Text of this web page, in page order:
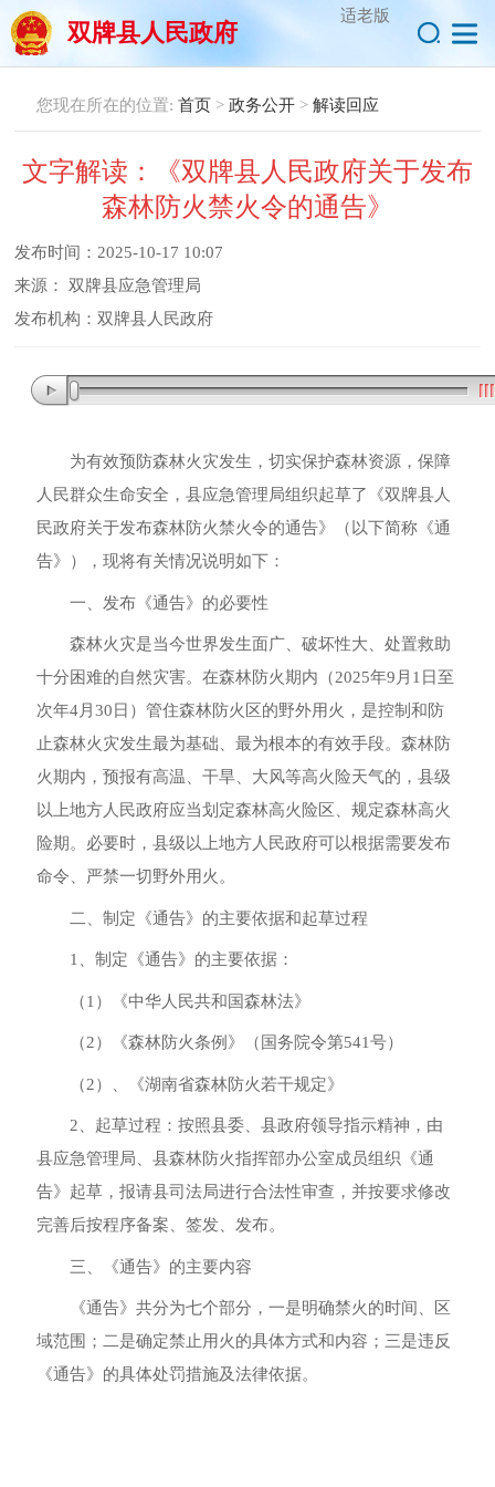
适老版
双牌县人民政府
您现在所在的位置: 首页 > 政务公开 > 解读回应
文字解读：《双牌县人民政府关于发布
森林防火禁火令的通告》
发布时间： 2025-10-17 10:07
来源： 双牌县应急管理局
发布机构： 双牌县人民政府
为有效预防森林火灾发生 ， 切实保护森林资源 ， 保障
人民群众生命安全 ， 县应急管理局组织起草了《双牌县人
民政府关于发布森林防火禁火令的通告》（以下简称《通
告》）
， 现将有关情况说明如下：
一、发布《通告》的必要性
森林火灾是当今世界发生面广、破坏性大、处置救助
十分困难的自然灾害。 在森林防火期内（2025年9月1日至
次年4月30日）管住森林防火区的野外用火 ， 是控制和防
止森林火灾发生最为基础、最为根本的有效手段。 森林防
火期内 ， 预报有高温、干旱、大风等高火险天气的 ， 县级
以上地方人民政府应当划定森林高火险区、规定森林高火
险期 。 必要时 ， 县级以上地方人民政府可以根据需要发布
命令、严禁一切野外用火 。
二、制定《通告》的主要依据和起草过程
1、制定《通告》的主要依据：
（1）《中华人民共和国森林法》
（2）《森林防火条例》（国务院令第541号）
（2）、《湖南省森林防火若干规定》
2、起草过程：按照县委、县政府领导指示精神 ， 由
县应急管理局、县森林防火指挥部办公室成员组织《通
告》起草 ， 报请县司法局进行合法性审查 ， 并按要求修改
完善后按程序备案、签发、发布。
三、《通告》的主要内容
《通告》共分为七个部分 ， 一是明确禁火的时间、区
域范围 ； 二是确定禁止用火的具体方式和内容 ； 三是违反
《通告》的具体处罚措施及法律依据。